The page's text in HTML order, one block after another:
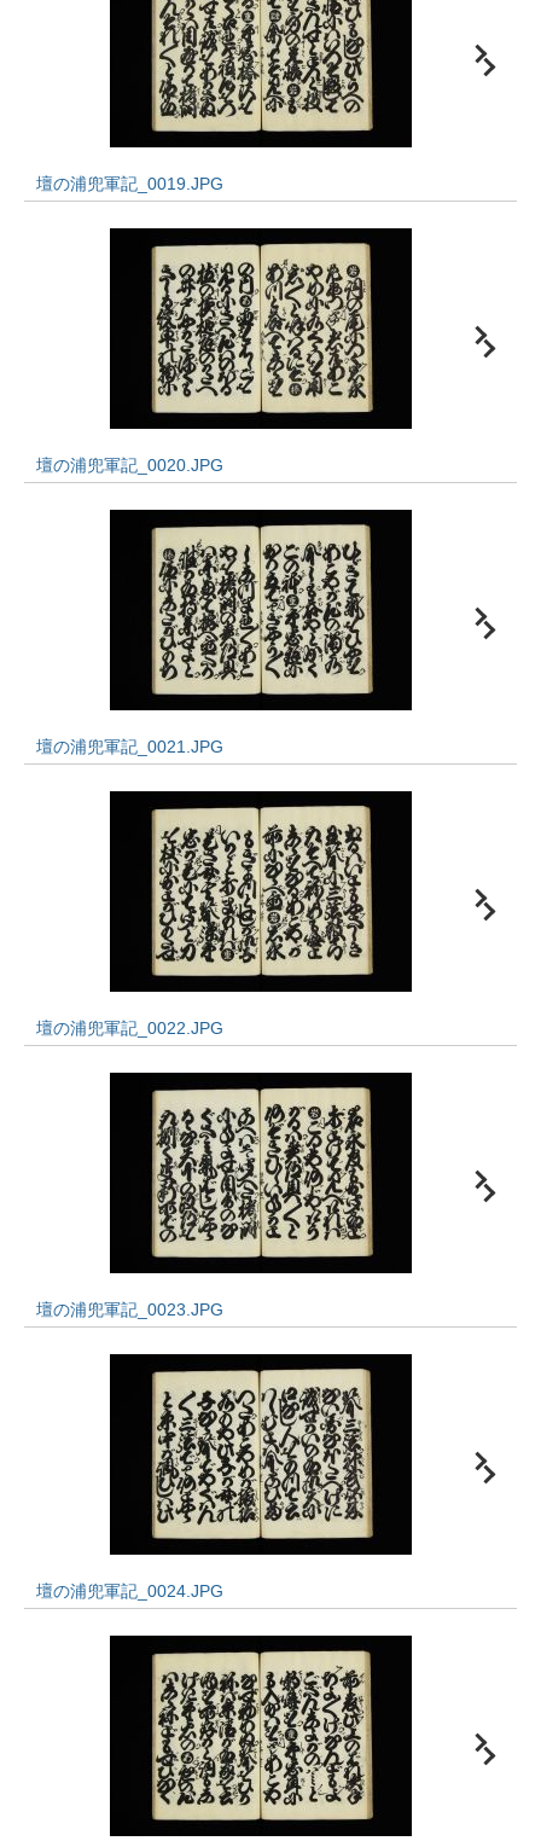
壇の浦兜軍記_0019.JPG
壇の浦兜軍記_0020.JPG
壇の浦兜軍記_0021.JPG
壇の浦兜軍記_0022.JPG
壇の浦兜軍記_0023.JPG
壇の浦兜軍記_0024.JPG